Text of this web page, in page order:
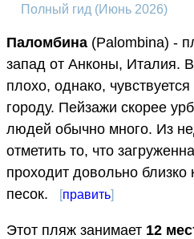
Полный гид (Июнь 2026)
Паломбина (Palombina) -
запад от Анконы, Италия.
плохо, однако,
городу. Пейзажи скорее
людей обычно много. Из
отметить то, что
проходит довольно близко
песок.
[править]
Этот пляж занимает 12